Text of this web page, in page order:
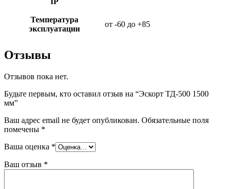
Температура
эксплуатации
от -60 до +85
Отзывы
Отзывов пока нет.
Будьте первым, кто оставил отзыв на “Эскорт ТД-500 1500
мм”
Ваш адрес email не будет опубликован. Обязательные поля
помечены *
Ваша оценка *
Ваш отзыв *